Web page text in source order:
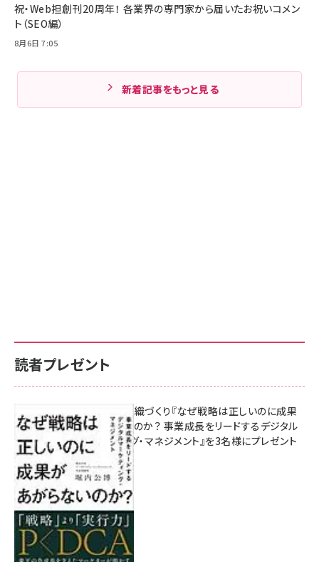
祝・Web担創刊20周年！ 各業界の専門家から届いたお祝いコメン
ト（SEO編）
8月6日 7:05
新着記事をもっと見る
読者プレゼント
成果を生む組織づくり『なぜ戦略は正しいのに成果
があがらないのか？ 事業成長をリードするデジタル
マーケティング・マネジメント』を3名様にプレゼント
8月7日 10:00